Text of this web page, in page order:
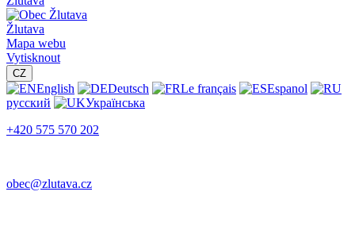
Žlutava
Mapa webu
Vytisknout
CZ
English Deutsch Le français
Espanol
русский
Українська
+420 575 570 202
obec@zlutava.cz